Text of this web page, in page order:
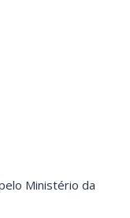
Ministério da